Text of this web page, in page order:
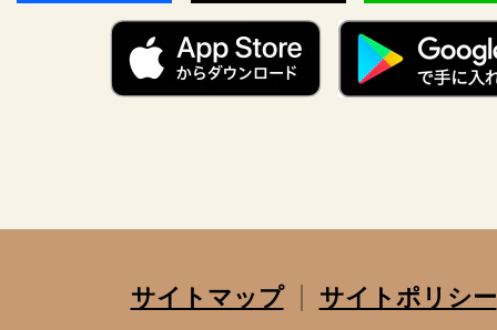
サイトマップ
サイトポリシー